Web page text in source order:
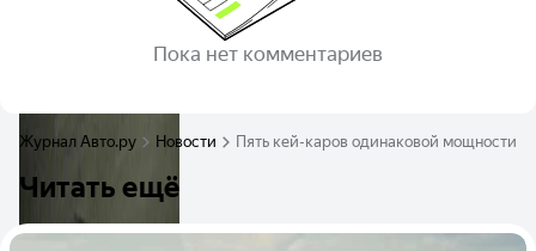
Пока нет комментариев
Журнал Авто.ру Новости Пять кей-каров одинаковой мощности
Читать ещё